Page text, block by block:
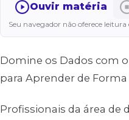
Ouvir matéria
Seu navegador não oferece
Domine os Dados com
para Aprender de
Profissionais da área